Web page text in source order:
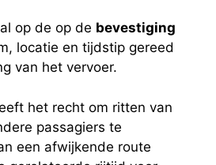
op de op de bevestiging
locatie en tijdstip gereed
van het vervoer.
het recht om ritten van
passagiers te
een afwijkende route